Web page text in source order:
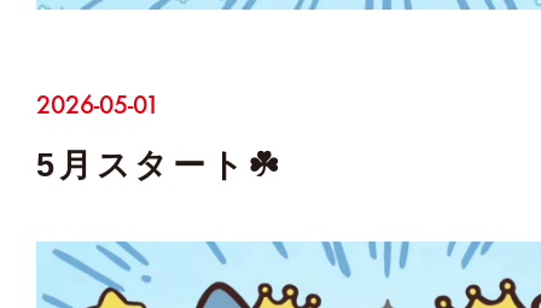
2026-05-01
5月スタート☘️